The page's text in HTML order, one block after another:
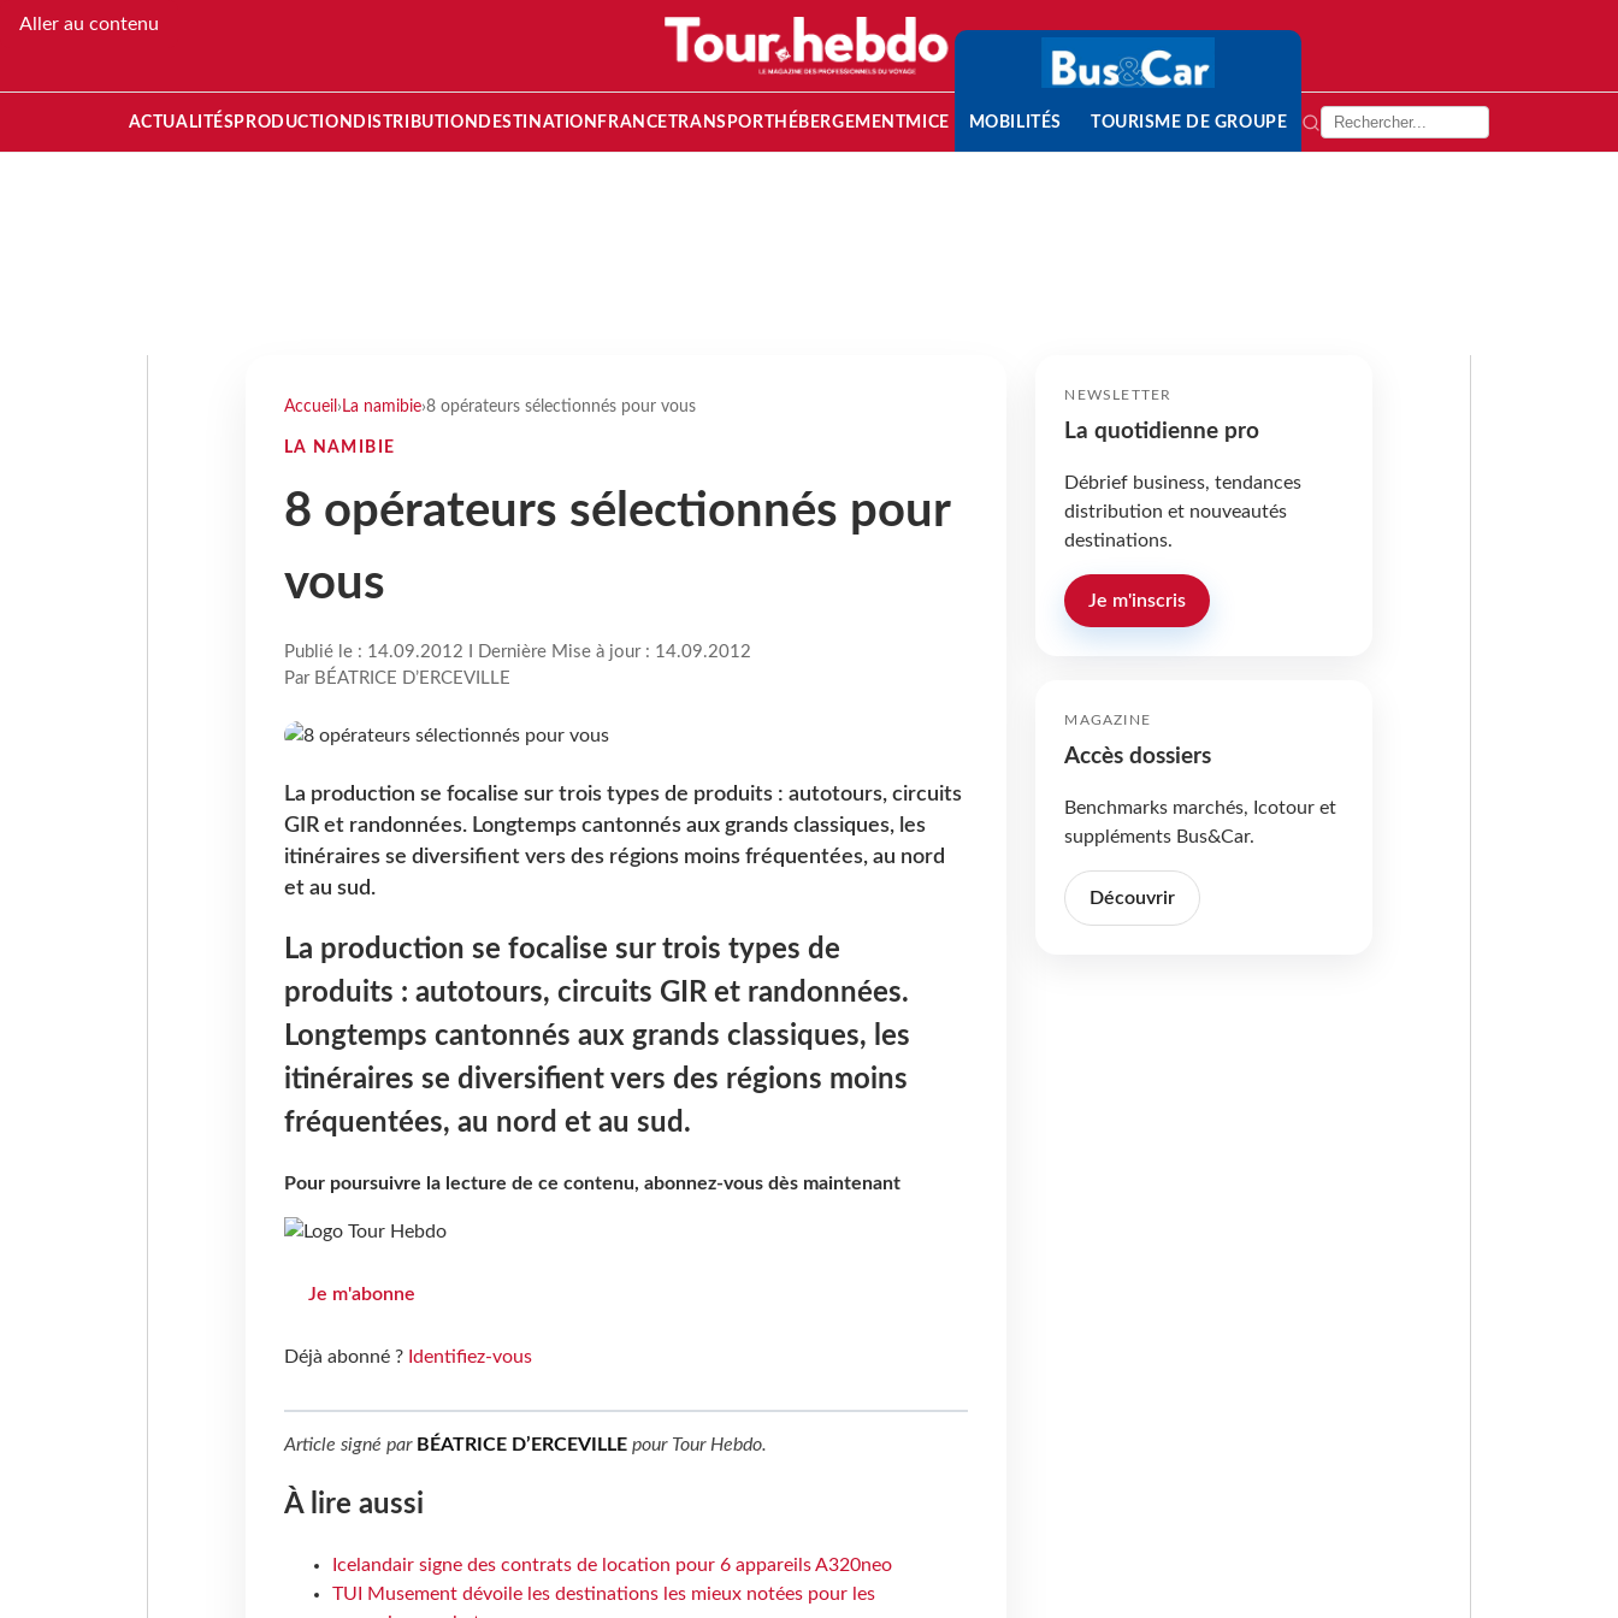
Aller au contenu
ACTUALITÉS PRODUCTION DISTRIBUTION DESTINATION FRANCETRANSPORT HÉBERGEMENTMICE MOBILITÉS TOURISME DE GROUPE
Accueil › La namibie›8 opérateurs sélectionnés pour vous
LA NAMIBIE
8 opérateurs sélectionnés pour
vous
Publié le : 14.09.2012 I Dernière Mise à jour : 14.09.2012
Par BÉATRICE D’ERCEVILLE
La production se focalise sur trois types de produits : autotours, circuits
GIR et randonnées. Longtemps cantonnés aux grands classiques, les
itinéraires se diversifient vers des régions moins fréquentées, au nord
et au sud.
La production se focalise sur trois types de
produits : autotours, circuits GIR et randonnées.
Longtemps cantonnés aux grands classiques, les
itinéraires se diversifient vers des régions moins
fréquentées, au nord et au sud.
Pour poursuivre la lecture de ce contenu, abonnez-vous dès maintenant
Je m'abonne
Déjà abonné ? Identifiez-vous
Article signé par BÉATRICE D’ERCEVILLEpour Tour Hebdo.
À lire aussi
Icelandair signe des contrats de location pour 6 appareils A320neo
TUI Musement dévoile les destinations les mieux notées pour les
NEWSLETTER
La quotidienne pro
Débrief business, tendances
distribution et nouveautés
destinations.
Je m'inscris
MAGAZINE
Accès dossiers
Benchmarks marchés, Icotour et
suppléments Bus&Car.
Découvrir